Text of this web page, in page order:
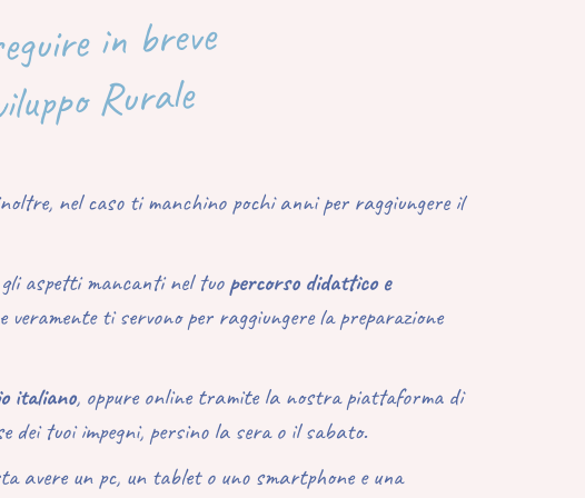
in breve
Rurale
nel caso ti manchino pochi anni per raggiungere il
aspetti mancanti nel tuopercorso didattico e
ti servono per raggiungere la preparazione
italiano, oppure online tramite la nostra piattaforma di
dei tuoi impegni, persino la sera o il sabato.
avere un pc, un tablet o uno smartphone e una